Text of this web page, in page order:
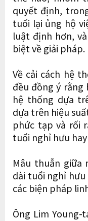
quyết định,
tuổi lại ủng hộ
luật định hơn,
biệt về giải pháp.
Về cải cách hệ
đều đồng ý
hệ thống dựa
dựa trên hiệu
phức tạp và rối
tuổi nghỉ hưu
Mâu thuẫn giữa
dài tuổi nghỉ hưu
các biện pháp
Ông Lim Young-